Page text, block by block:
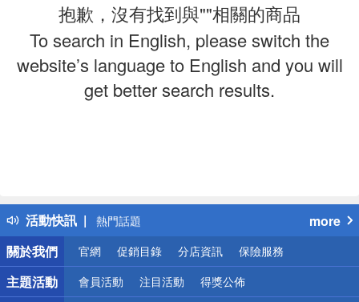
抱歉，沒有找到與""相關的商品
To search in English, please switch the
website’s language to English and you will
get better search results.
活動快訊
得獎公告
熱門話題
銀行優惠
偏遠地區配送
詐騙網頁！請小心！
more
關於我們
官網 促銷目錄 分店資訊 保險服務
主題活動 會員活動 注目活動 得獎公佈